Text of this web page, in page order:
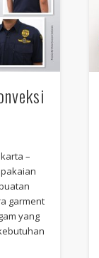
–
garment
yang